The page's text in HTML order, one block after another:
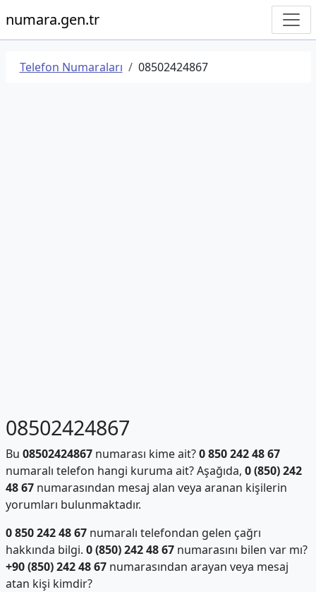
numara.gen.tr
Telefon Numaraları 08502424867
08502424867
Bu 08502424867numarası kime ait?0 850 242 48 67
numaralı telefon hangi kuruma ait? Aşağıda, 0 (850) 242
48 67numarasından mesaj alan veya aranan kişilerin
yorumları bulunmaktadır.
0 850 242 48 67numaralı telefondan gelen çağrı
hakkında bilgi. 0 (850) 242 48 67numarasını bilen var mı?
+90 (850) 242 48 67numarasından arayan veya mesaj
atan kişi kimdir?